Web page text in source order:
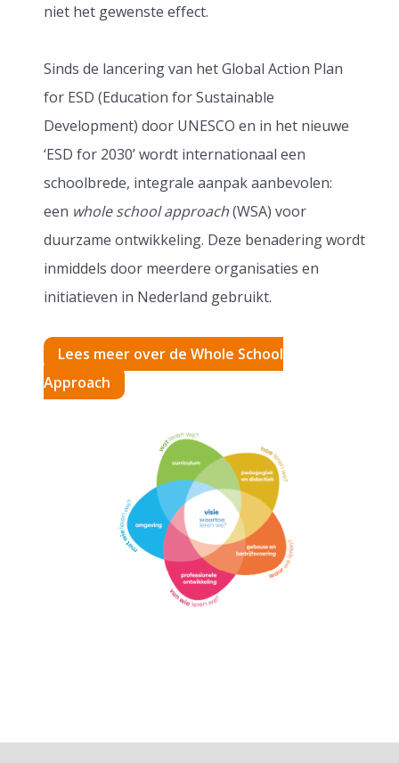
niet het gewenste effect.
Sinds de lancering van het Global Action Plan
for ESD (Education for Sustainable
Development) door UNESCO en in het nieuwe
‘ESD for 2030’ wordt internationaal een
schoolbrede, integrale aanpak aanbevolen:
een whole school approach(WSA) voor
duurzame ontwikkeling. Deze benadering wordt
inmiddels door meerdere organisaties en
initiatieven in Nederland gebruikt.
Lees meer over de Whole School
Approach